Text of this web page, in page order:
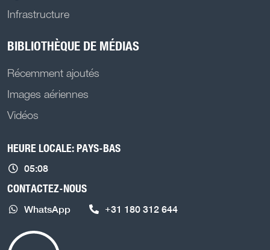
Infrastructure
BIBLIOTHÈQUE DE MÉDIAS
Récemment ajoutés
Images aériennes
Vidéos
HEURE LOCALE: PAYS-BAS
05:08
CONTACTEZ-NOUS
WhatsApp +31 180 312 644